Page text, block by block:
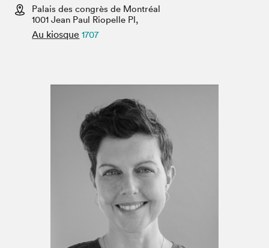
Espace médias
Palais des congrès de Montréal
1001 Jean Paul Riopelle Pl,
Au kiosque 1707